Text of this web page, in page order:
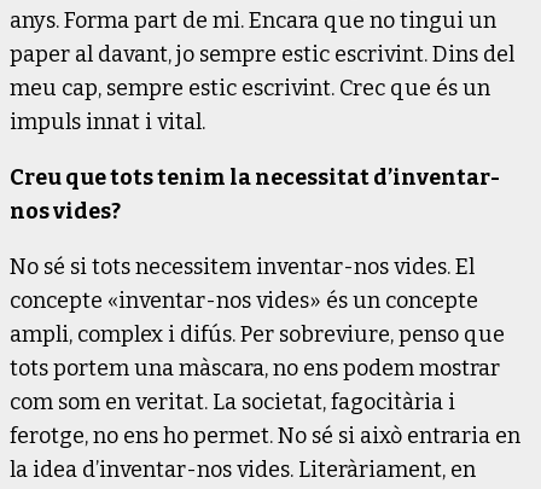
anys. Forma part de mi. Encara que no tingui un
paper al davant, jo sempre estic escrivint. Dins del
meu cap, sempre estic escrivint. Crec que és un
impuls innat i vital.
Creu que tots tenim la necessitat d’inventar-
nos vides?
No sé si tots necessitem inventar-nos vides. El
concepte «inventar-nos vides» és un concepte
ampli, complex i difús. Per sobreviure, penso que
tots portem una màscara, no ens podem mostrar
com som en veritat. La societat, fagocitària i
ferotge, no ens ho permet. No sé si això entraria en
la idea d’inventar-nos vides. Literàriament, en